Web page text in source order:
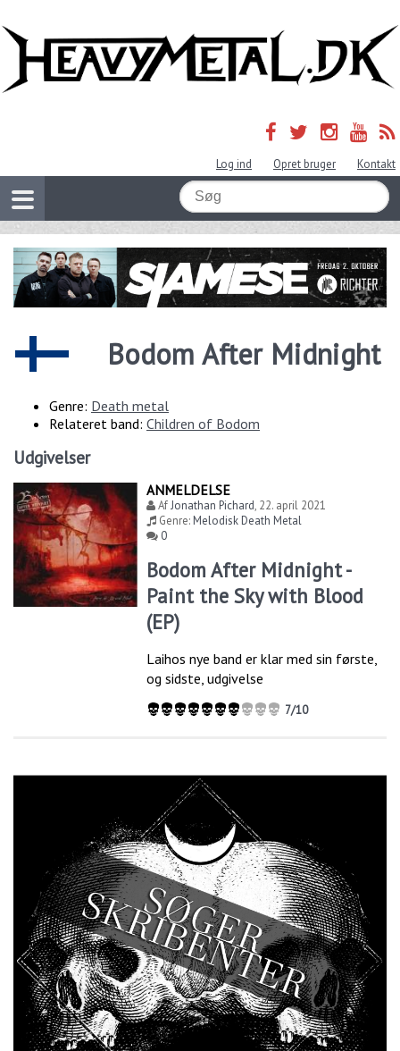
Log ind Opret bruger Kontakt
Bodom After Midnight
Genre: Death metal
Relateret band: Children of Bodom
Udgivelser
ANMELDELSE
AfJonathan Pichard, 22. april 2021
Genre:Melodisk Death Metal
0
Bodom After Midnight -
Paint the Sky with Blood
(EP)
Laihos nye band er klar med sin første,
og sidste, udgivelse
7/10